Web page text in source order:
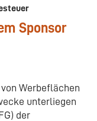
Sponsor
Werbeflächen
unterliegen
der